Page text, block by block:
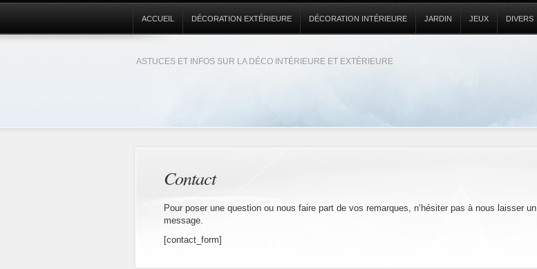
ASTUCES ET INFOS SUR LA DÉCO INTÉRIEURE ET EXTÉRIEURE
ACCUEIL DÉCORATION EXTÉRIEURE DÉCORATION INTÉRIEURE JARDIN JEUX DIVERS
Contact
Pour poser une question ou nous faire part de vos remarques, n’hésiter pas à nous laisser un
message.
[contact_form]